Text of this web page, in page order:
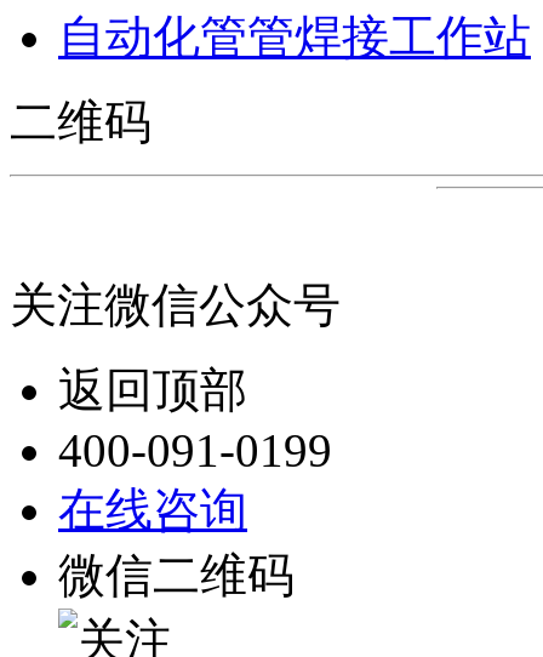
自动化管管焊接工作站
二维码
关注微信公众号
返回顶部
400-091-0199
在线咨询
微信二维码